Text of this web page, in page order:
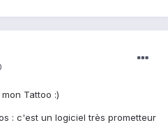
Tattoo :)
: c'est un logiciel très prometteur